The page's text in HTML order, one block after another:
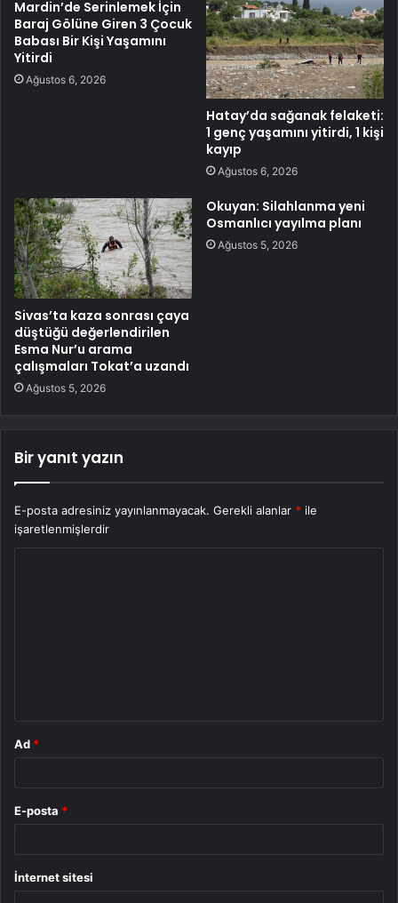
Mardin’de Serinlemek İçin
Baraj Gölüne Giren 3 Çocuk
Babası Bir Kişi Yaşamını
Yitirdi
Ağustos 6, 2026
Hatay’da sağanak felaketi:
1 genç yaşamını yitirdi, 1 kişi
kayıp
Ağustos 6, 2026
Sivas’ta kaza sonrası çaya
düştüğü değerlendirilen
Esma Nur’u arama
çalışmaları Tokat’a uzandı
Ağustos 5, 2026
Okuyan: Silahlanma yeni
Osmanlıcı yayılma planı
Ağustos 5, 2026
Bir yanıt yazın
E-posta adresiniz yayınlanmayacak. Gerekli alanlar * ile
işaretlenmişlerdir
Ad *
E-posta *
İnternet sitesi